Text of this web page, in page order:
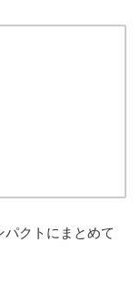
クトにまとめて